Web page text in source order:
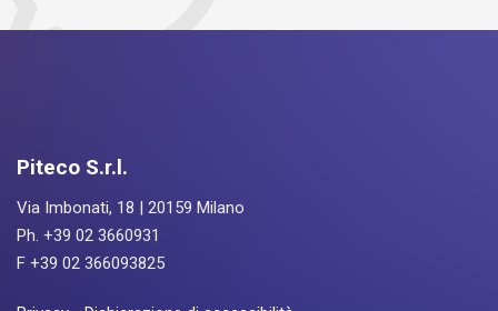
Piteco S.r.l.
Via Imbonati, 18 | 20159 Milano
Ph. +39 02 3660931
F +39 02 366093825